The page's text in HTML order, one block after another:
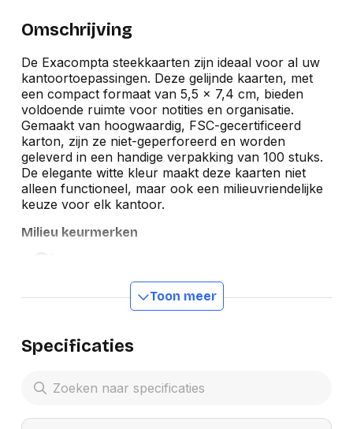
Omschrijving
De Exacompta steekkaarten zijn ideaal voor al uw
kantoortoepassingen. Deze gelijnde kaarten, met
een compact formaat van 5,5 x 7,4 cm, bieden
voldoende ruimte voor notities en organisatie.
Gemaakt van hoogwaardig, FSC-gecertificeerd
karton, zijn ze niet-geperforeerd en worden
geleverd in een handige verpakking van 100 stuks.
De elegante witte kleur maakt deze kaarten niet
alleen functioneel, maar ook een milieuvriendelijke
keuze voor elk kantoor.
Milieu keurmerken
Toon meer
Specificaties